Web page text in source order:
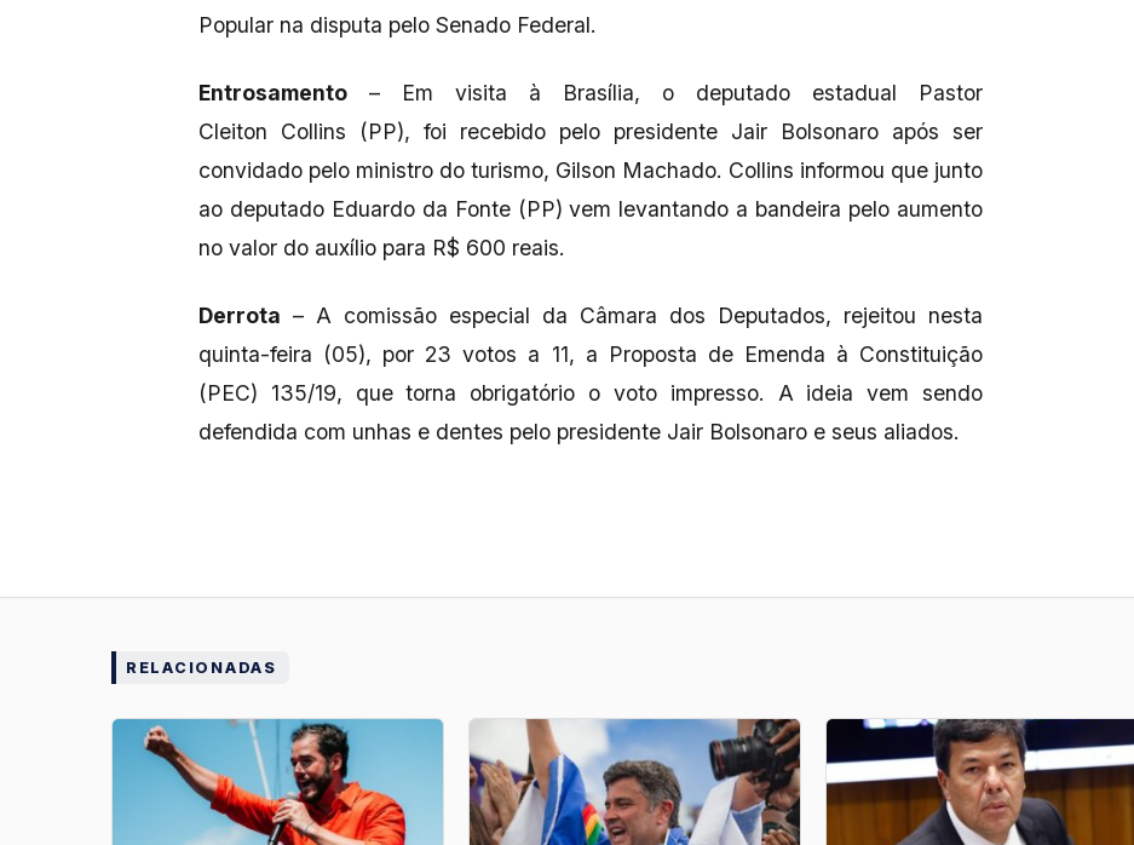
Popular na disputa pelo Senado Federal.
Entrosamento – Em visita à Brasília, o deputado estadual Pastor
Cleiton Collins (PP), foi recebido pelo presidente Jair Bolsonaro após ser
convidado pelo ministro do turismo, Gilson Machado. Collins informou que junto
ao deputado Eduardo da Fonte (PP) vem levantando a bandeira pelo aumento
no valor do auxílio para R$ 600 reais.
Derrota – A comissão especial da Câmara dos Deputados, rejeitou nesta
quinta-feira (05), por 23 votos a 11, a Proposta de Emenda à Constituição
(PEC) 135/19, que torna obrigatório o voto impresso. A ideia vem sendo
defendida com unhas e dentes pelo presidente Jair Bolsonaro e seus aliados.
RELACIONADAS